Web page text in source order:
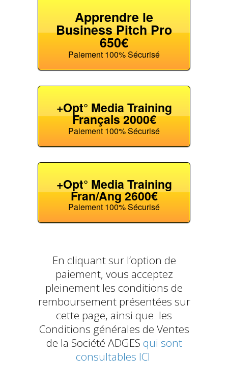
Apprendre le
Business Pitch Pro
650€
Paiement 100% Sécurisé
+Opt° Media Training
Français 2000€
Paiement 100% Sécurisé
+Opt° Media Training
Fran/Ang 2600€
Paiement 100% Sécurisé
En cliquant sur l’option de
paiement, vous acceptez
pleinement les conditions de
remboursement présentées sur
cette page, ainsi que les
Conditions générales de Ventes
de la Société ADGES qui sont
consultables ICI